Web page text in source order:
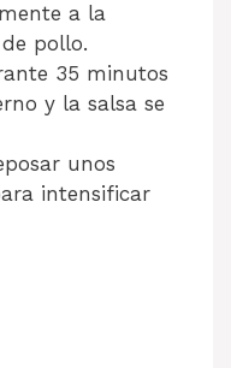
a la
pollo.
35 minutos
y la salsa se
unos
intensificar